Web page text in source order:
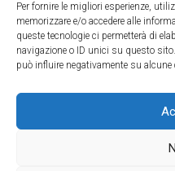
Per fornire le migliori esperienze,
memorizzare e/o accedere alle
queste tecnologie ci permetterà di
navigazione o ID unici su questo
può influire negativamente su
Cell
Eseguiamo anche lavori di
ore
by